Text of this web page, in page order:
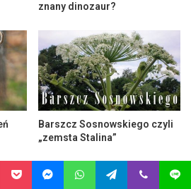
znany dinozaur?
Barszcz Sosnowskiego czyli
„zemsta Stalina”